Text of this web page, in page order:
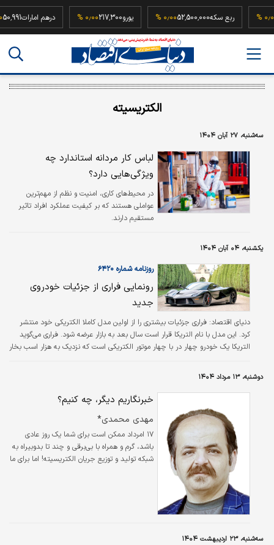
ربع سکه52,500,000 یورو217,300 درهم
الکتریسیته
سه‌شنبه، ۲۷ آبان ۱۴۰۴
لباس کار مردانه استاندارد چه
ویژگی‌هایی دارد؟
در محیط‌های کاری، امنیت و نظم از مهم‌ترین
عواملی هستند که بر کیفیت عملکرد افراد تاثیر
مستقیم دارند.
یکشنبه، ۰۴ آبان ۱۴۰۴
روزنامه شماره ۶۴۲۰
رونمایی فراری از جزئیات خودروی
جدید
دنیای اقتصاد: فراری جزئیات بیشتری را از اولین مدل کاملا الکتریکی خود منتشر
کرد. این مدل با نام التریکا قرار است سال بعد به بازار عرضه شود. فراری می‌گوید
التریکا یک خودرو چهار در با چهار موتور الکتریکی است که نزدیک به هزار اسب بخار
دوشنبه، ۱۳ مرداد ۱۴۰۴
خبرنگاریم دیگر، چه کنیم؟
مهدی محمدی*
۱۷ امرداد ممکن است برای شما یک روز عادی
باشد، گرم و همراه با بی‌برقی و چند تا بدوبیراه به
شبکه تولید و توزیع جریان الکتریسیته! اما برای ما
سه‌شنبه، ۲۳ اردیبهشت ۱۴۰۴